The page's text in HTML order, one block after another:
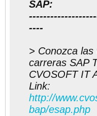
SAP:
----
> Conozca
carreras SAP
CVOSOFT IT
Link:
http://
bap/esap.php